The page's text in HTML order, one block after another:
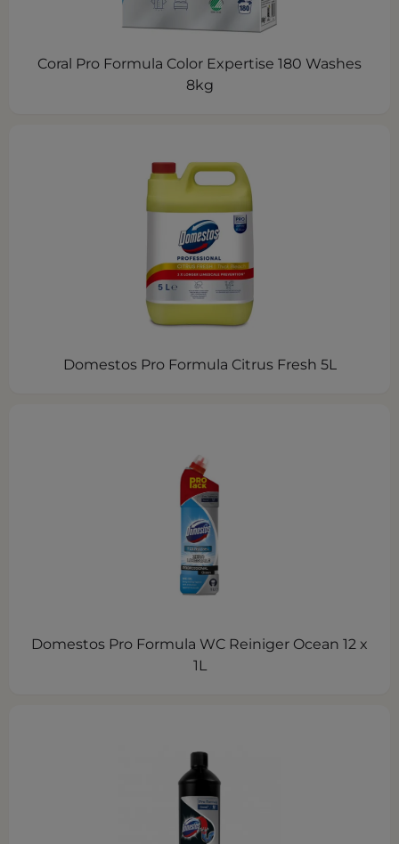
Coral Pro Formula Color Expertise 180 Washes
8kg
Domestos Pro Formula Citrus Fresh 5L
Domestos Pro Formula WC Reiniger Ocean 12 x
1L